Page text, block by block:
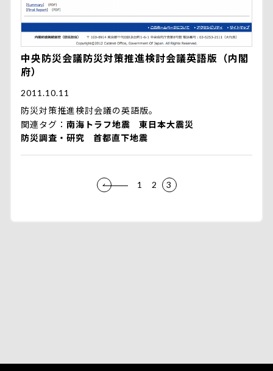
中央防災会議防災対策推進検討会議英語版（内閣
府）
2011.10.11
防災対策推進検討会議の英語版。
関連タグ
南海トラフ地震
東日本大震災
防災調査・研究
首都直下地震
1 2 3